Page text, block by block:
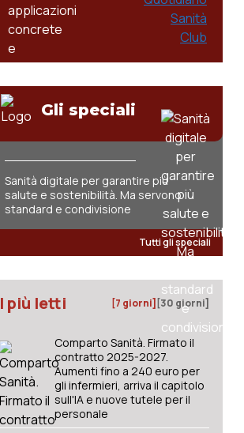
Gli speciali
Sanità digitale per garantire più
salute e sostenibilità. Ma servono
standard e condivisione
Tutti gli speciali
I più letti [7 giorni] [30 giorni]
Comparto Sanità. Firmato il
contratto 2025-2027.
Aumenti fino a 240 euro per
gli infermieri, arriva il capitolo
sull'IA e nuove tutele per il
personale